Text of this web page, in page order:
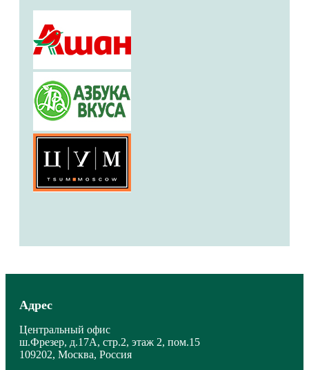
Адрес
Центральный офис
ш.Фрезер, д.17А, стр.2, этаж 2, пом.15
109202, Москва, Россия